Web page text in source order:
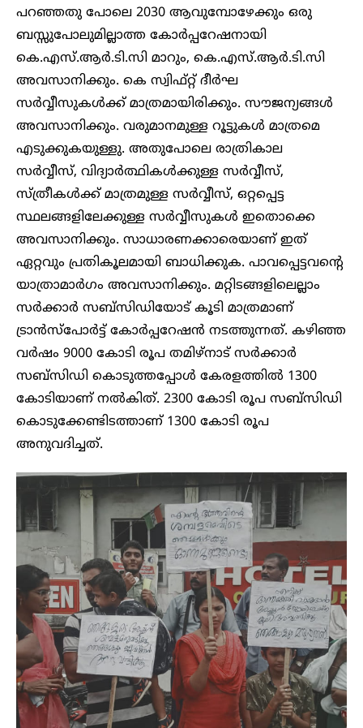
പറഞ്ഞതു പോലെ 2030 ആവുമ്പോഴേക്കും ഒരു
ബസ്സുപോലുമില്ലാത്ത കോർപ്പറേഷനായി
കെ.എസ്.ആർ.ടി.സി മാറും, കെ.എസ്.ആർ.ടി.സി
അവസാനിക്കും. കെ സ്വിഫ്റ്റ് ദീർഘ
സർവ്വീസുകൾക്ക് മാത്രമായിരിക്കും. സൗജന്യങ്ങൾ
അവസാനിക്കും. വരുമാനമുള്ള റൂട്ടുകൾ മാത്രമെ
എടുക്കുകയുള്ളു. അതുപോലെ രാത്രികാല
സ‍‍‍ർവ്വീസ്, വിദ്യാ‍ർത്ഥികൾക്കുള്ള സ‍ർവ്വീസ്,
സ്ത്രീകൾക്ക് മാത്രമുള്ള സ‍ർവ്വീസ്, ഒറ്റപ്പെട്ട
സ്ഥലങ്ങളിലേക്കുള്ള സ‍ർവ്വീസുകൾ ഇതൊക്കെ
അവസാനിക്കും. സാധാരണക്കാരെയാണ് ഇത്
ഏറ്റവും പ്രതികൂലമായി ബാധിക്കുക. പാവപ്പെട്ടവന്റെ
യാത്രാമാ‍ർഗം അവസാനിക്കും. മറ്റിടങ്ങളിലെല്ലാം
സ‍ർക്കാർ സബ്സിഡിയോട് കൂടി മാത്രമാണ്
ട്രാൻസ്പോ‍ർട്ട് കോർപ്പറേഷൻ നടത്തുന്നത്. കഴിഞ്ഞ
വ‍ർഷം 9000 കോടി രൂപ തമിഴ്നാട് സർക്കാർ
സബ്സിഡി കൊടുത്തപ്പോൾ കേരളത്തിൽ 1300
കോടിയാണ് നൽകിത്. 2300 കോടി രൂപ സബ്സിഡി
കൊടുക്കേണ്ടിടത്താണ് 1300 കോടി രൂപ
അനുവദിച്ചത്.